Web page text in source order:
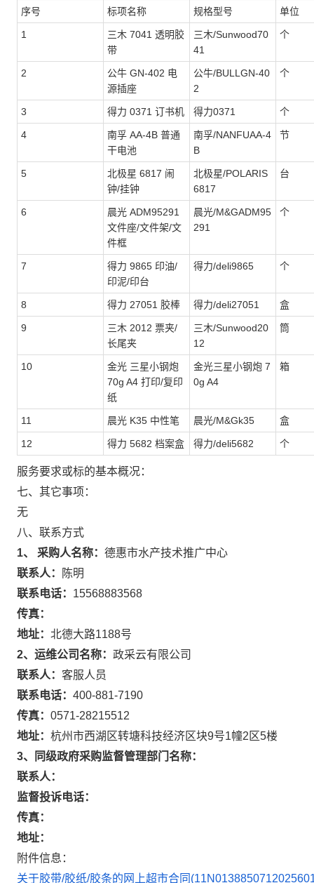
序号 标项名称 规格型号 单位
1
三木 7041 透明胶
带
三木/Sunwood70
41
个
2
公牛 GN-402 电
源插座
公牛/BULLGN-40
2
个
3 得力 0371 订书机 得力0371 个
4
南孚 AA-4B 普通
干电池
南孚/NANFUAA-4
B
节
5
北极星 6817 闹
钟/挂钟
北极星/POLARIS
6817
台
6
晨光 ADM95291
文件座/文件架/文
件框
晨光/M&GADM95
291
个
7
得力 9865 印油/
印泥/印台
得力/deli9865 个
8 得力 27051 胶棒 得力/deli27051 盒
9
三木 2012 票夹/
长尾夹
三木/Sunwood20
12
筒
10
金光 三星小钢炮
70g A4 打印/复印
纸
金光三星小钢炮 7
0g A4
箱
11 晨光 K35 中性笔 晨光/M&Gk35 盒
12 得力 5682 档案盒 得力/deli5682 个
服务要求或标的基本概况：
七、其它事项：
无
八、联系方式
1、 采购人名称： 德惠市水产技术推广中心
联系人：
陈明
联系电话： 15568883568
传真：
地址： 北德大路1188号
2、运维公司名称： 政采云有限公司
联系人： 客服人员
联系电话： 400-881-7190
传真： 0571-28215512
地址： 杭州市西湖区转塘科技经济区块9号1幢2区5楼
3、同级政府采购监督管理部门名称：
联系人：
监督投诉电话：
传真：
地址：
附件信息：
关于胶带/胶纸/胶条的网上超市合同